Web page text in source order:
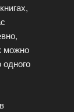
можно